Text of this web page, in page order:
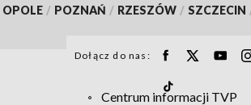
OPOLE / POZNAŃ / RZESZÓW / SZCZECIN
Dołącz do nas:
Centrum informacji TVP